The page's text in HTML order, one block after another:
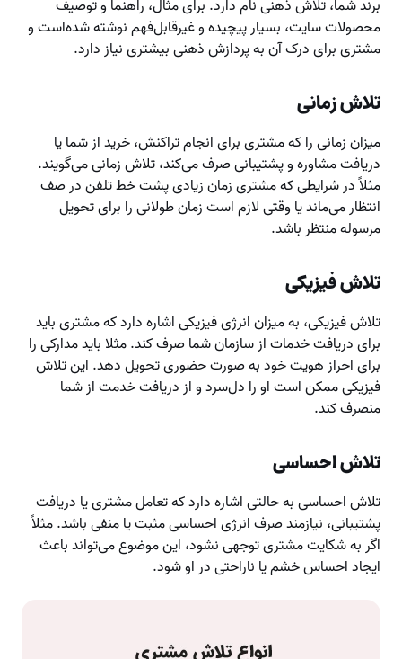
برند شما، تلاش ذهنی نام دارد. برای مثال، راهنما و توصیف
محصولات سایت، بسیار پیچیده و غیرقابل‌فهم نوشته شده‌است و
مشتری برای درک آن به پردازش ذهنی بیشتری نیاز دارد.
تلاش زمانی
میزان زمانی را که مشتری برای انجام تراکنش، خرید از شما یا
دریافت مشاوره و پشتیبانی صرف می‌کند، تلاش زمانی می‌گویند.
مثلاً در شرایطی که مشتری زمان زیادی پشت خط تلفن در صف
انتظار می‌ماند یا وقتی لازم است زمان طولانی را برای تحویل
مرسوله منتظر باشد.
تلاش فیزیکی
تلاش فیزیکی، به میزان انرژی فیزیکی اشاره دارد که مشتری باید
برای دریافت خدمات از سازمان شما صرف کند. مثلا باید مدارکی را
برای احراز هویت خود به صورت حضوری تحویل دهد. این تلاش
فیزیکی ممکن است او را دل‌سرد و از دریافت خدمت از شما
منصرف کند.
تلاش احساسی
تلاش احساسی به حالتی اشاره دارد که تعامل مشتری یا دریافت
پشتیبانی، نیازمند صرف انرژی احساسی مثبت یا منفی باشد. مثلاً
اگر به شکایت مشتری توجهی نشود، این موضوع می‌تواند باعث
ایجاد احساس خشم یا ناراحتی در او شود.